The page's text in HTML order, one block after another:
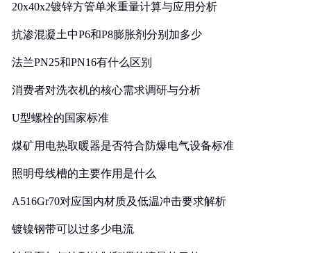
20x40x2镀锌方管单米重量计算与应用分析
抗渗混凝土中P6和P8膨胀剂分别加多少
法兰PN25和PN16有什么区别
消费者对洗衣机的核心需求调研与分析
U型螺栓的国家标准
煤矿用电热取暖器是否符合防爆电气设备标准
照明母线槽的主要作用是什么
A516Gr70对应国内材质及低温冲击要求解析
镀镍钢带可以过多少电流